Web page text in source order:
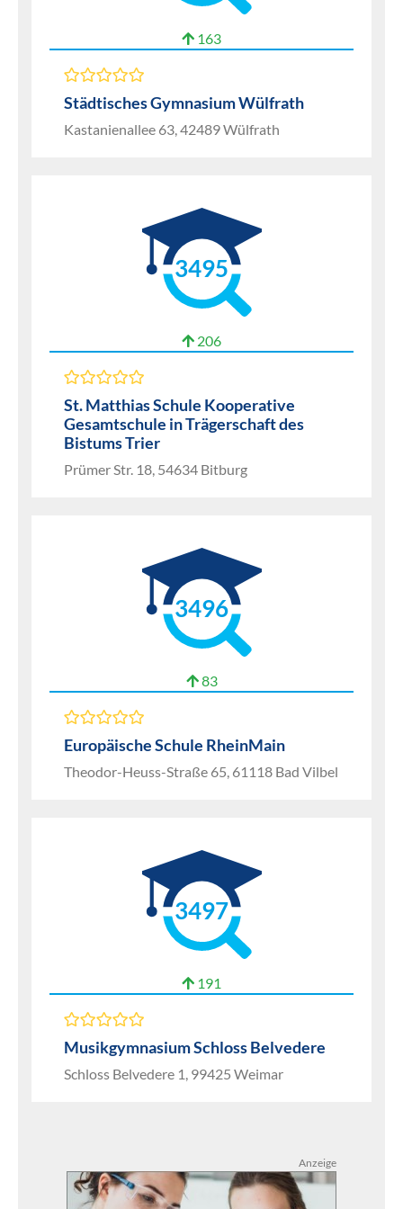
163
Städtisches Gymnasium Wülfrath
Kastanienallee 63, 42489 Wülfrath
3495
206
St. Matthias Schule Kooperative
Gesamtschule in Trägerschaft des
Bistums Trier
Prümer Str. 18, 54634 Bitburg
3496
83
Europäische Schule RheinMain
Theodor-Heuss-Straße 65, 61118 Bad Vilbel
3497
191
Musikgymnasium Schloss Belvedere
Schloss Belvedere 1, 99425 Weimar
Anzeige